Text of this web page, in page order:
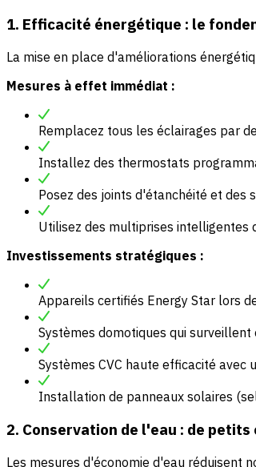
1. Efficacité énergétique : le
La mise en place d'améliorations
Mesures à effet immédiat :
Remplacez tous les éclairages par
Installez des thermostats
Posez des joints d'étanchéité et
Utilisez des multiprises intelligentes
Investissements stratégiques :
Appareils certifiés Energy Star lors
Systèmes domotiques qui
Systèmes CVC haute efficacité avec
Installation de panneaux solaires
2. Conservation de l'eau : de
Les mesures d'économie d'eau réduisent